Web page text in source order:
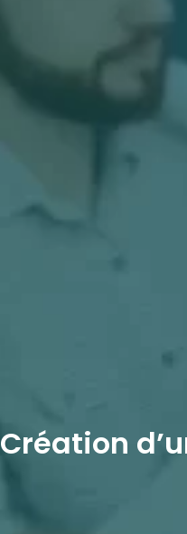
Création